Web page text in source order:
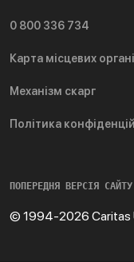
0 800 336 734
Карта місцевих
Механізм скарг
Політика
ПОПЕРЕДНЯ ВЕРСІЯ САЙТУ
© 1994-2026 Caritas